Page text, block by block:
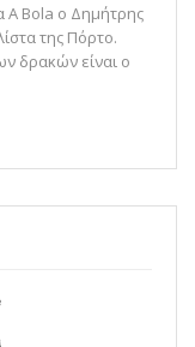
A Bola ο Δημήτρης
της Πόρτο.
δρακών είναι ο